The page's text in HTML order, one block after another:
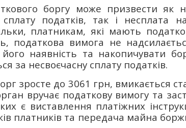
боргу може призвести як
сплату податків, так і несплата
платникам, які мають
податкова вимога не
наявність та накопичувати
за несвоєчасну сплату податків.
зросте до 3061 грн, вмикається
вручає податкову вимогу та
є виставлення платіжних
платників та передача майна